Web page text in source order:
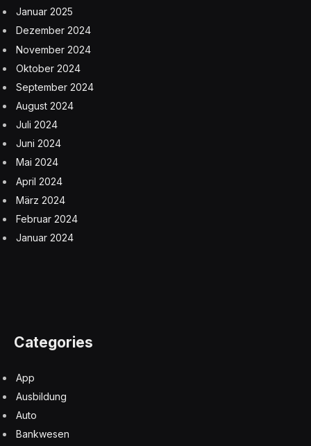
Januar 2025
Dezember 2024
November 2024
Oktober 2024
September 2024
August 2024
Juli 2024
Juni 2024
Mai 2024
April 2024
März 2024
Februar 2024
Januar 2024
Categories
App
Ausbildung
Auto
Bankwesen